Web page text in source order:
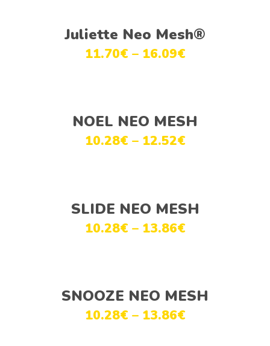
Ver opções
Juliette Neo Mesh®
11.70€ – 16.09€
Ver opções
NOEL NEO MESH
10.28€ – 12.52€
Ver opções
SLIDE NEO MESH
10.28€ – 13.86€
Ver opções
SNOOZE NEO MESH
10.28€ – 13.86€